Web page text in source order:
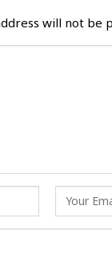
will not be